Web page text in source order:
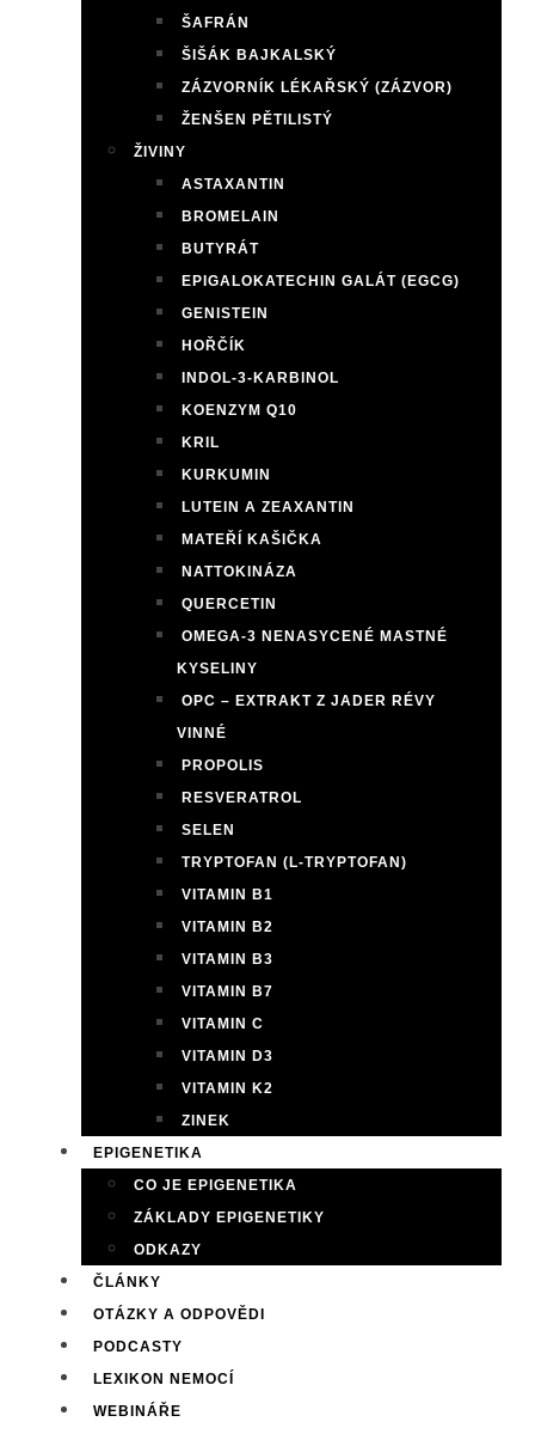
ŠAFRÁN
ŠIŠÁK BAJKALSKÝ
ZÁZVORNÍK LÉKAŘSKÝ (ZÁZVOR)
ŽENŠEN PĚTILISTÝ
ŽIVINY
ASTAXANTIN
BROMELAIN
BUTYRÁT
EPIGALOKATECHIN GALÁT (EGCG)
GENISTEIN
HOŘČÍK
INDOL-3-KARBINOL
KOENZYM Q10
KRIL
KURKUMIN
LUTEIN A ZEAXANTIN
MATEŘÍ KAŠIČKA
NATTOKINÁZA
QUERCETIN
OMEGA-3 NENASYCENÉ MASTNÉ
KYSELINY
OPC – EXTRAKT Z JADER RÉVY
VINNÉ
PROPOLIS
RESVERATROL
SELEN
TRYPTOFAN (L-TRYPTOFAN)
VITAMIN B1
VITAMIN B2
VITAMIN B3
VITAMIN B7
VITAMIN C
VITAMIN D3
VITAMIN K2
ZINEK
EPIGENETIKA
CO JE EPIGENETIKA
ZÁKLADY EPIGENETIKY
ODKAZY
ČLÁNKY
OTÁZKY A ODPOVĚDI
PODCASTY
LEXIKON NEMOCÍ
WEBINÁŘE